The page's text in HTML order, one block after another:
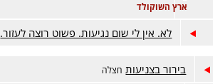
ארץ השוקולד
לא. אין לי שום נגיעות. פשוט רוצה לעזור.
בירור בצניעות חצלה